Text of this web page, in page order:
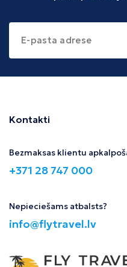
Kontakti
Bezmaksas klientu
+371 28 747 000
Nepieciešams atbalsts?
info@flytravel.lv